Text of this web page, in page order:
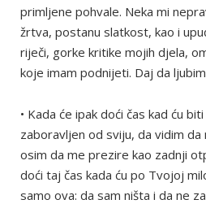
primljene pohvale. Neka mi
žrtva, postanu slatkost, kao i
riječi, gorke kritike mojih djela,
koje imam podnijeti. Daj da
• Kada će ipak doći čas kad ću
zaboravljen od sviju, da vidim da
osim da me prezire kao zadnji
doći taj čas kada ću po Tvojoj
samo ova: da sam ništa i da ne